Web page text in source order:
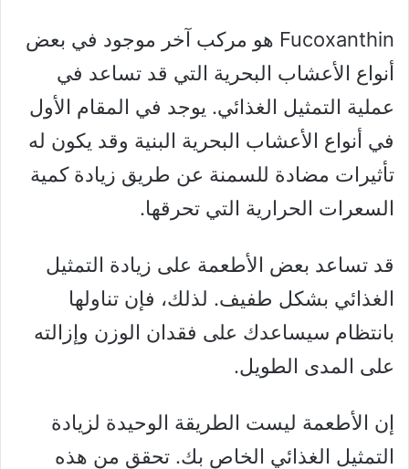
Fucoxanthin هو مركب آخر موجود في بعض
أنواع الأعشاب البحرية التي قد تساعد في
عملية التمثيل الغذائي. يوجد في المقام الأول
في أنواع الأعشاب البحرية البنية وقد يكون له
تأثيرات مضادة للسمنة عن طريق زيادة كمية
السعرات الحرارية التي تحرقها.
قد تساعد بعض الأطعمة على زيادة التمثيل
الغذائي بشكل طفيف. لذلك، فإن تناولها
بانتظام سيساعدك على فقدان الوزن وإزالته
على المدى الطويل.
إن الأطعمة ليست الطريقة الوحيدة لزيادة
التمثيل الغذائي الخاص بك. تحقق من هذه